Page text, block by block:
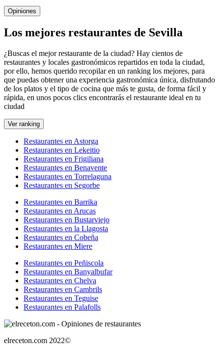
Opiniones
Los mejores restaurantes de Sevilla
¿Buscas el mejor restaurante de la ciudad? Hay cientos de
restaurantes y locales gastronómicos repartidos en toda la ciudad,
por ello, hemos querido recopilar en un ranking los mejores, para
que puedas obtener una experiencia gastronómica única, disfrutando
de los platos y el tipo de cocina que más te gusta, de forma fácil y
rápida, en unos pocos clics encontrarás el restaurante ideal en tu
ciudad
Ver ranking
Restaurantes en Astorga
Restaurantes en Lekeitio
Restaurantes en Frigiliana
Restaurantes en Benavente
Restaurantes en Torrelaguna
Restaurantes en Segorbe
Restaurantes en Barrika
Restaurantes en Arucas
Restaurantes en Bustarviejo
Restaurantes en la Llagosta
Restaurantes en Cobeña
Restaurantes en Miere
Restaurantes en Peñiscola
Restaurantes en Banyalbufar
Restaurantes en Chelva
Restaurantes en Cambrils
Restaurantes en Teguise
Restaurantes en Palafolls
elreceton.com 2022©